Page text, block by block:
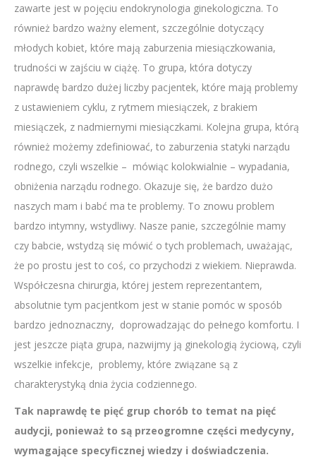
zawarte jest w pojęciu endokrynologia ginekologiczna. To
również bardzo ważny element, szczególnie dotyczący
młodych kobiet, które mają zaburzenia miesiączkowania,
trudności w zajściu w ciążę. To grupa, która dotyczy
naprawdę bardzo dużej liczby pacjentek, które mają problemy
z ustawieniem cyklu, z rytmem miesiączek, z brakiem
miesiączek, z nadmiernymi miesiączkami. Kolejna grupa, którą
również możemy zdefiniować, to zaburzenia statyki narządu
rodnego, czyli wszelkie – mówiąc kolokwialnie – wypadania,
obniżenia narządu rodnego. Okazuje się, że bardzo dużo
naszych mam i babć ma te problemy. To znowu problem
bardzo intymny, wstydliwy. Nasze panie, szczególnie mamy
czy babcie, wstydzą się mówić o tych problemach, uważając,
że po prostu jest to coś, co przychodzi z wiekiem. Nieprawda.
Współczesna chirurgia, której jestem reprezentantem,
absolutnie tym pacjentkom jest w stanie pomóc w sposób
bardzo jednoznaczny, doprowadzając do pełnego komfortu. I
jest jeszcze piąta grupa, nazwijmy ją ginekologią życiową, czyli
wszelkie infekcje, problemy, które związane są z
charakterystyką dnia życia codziennego.
Tak naprawdę te pięć grup chorób to temat na pięć
audycji, ponieważ to są przeogromne części medycyny,
wymagające specyficznej wiedzy i doświadczenia.